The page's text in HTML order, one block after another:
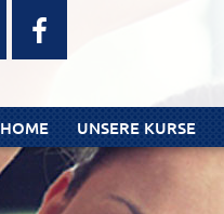
HOME UNSERE KURSE